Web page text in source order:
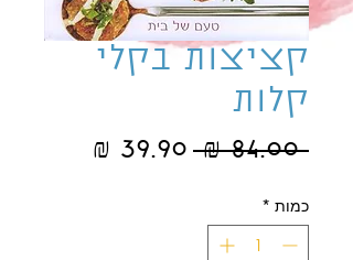
קציצות בקלי
קלות
‏84.00 ‏₪
מחיר
כמות *